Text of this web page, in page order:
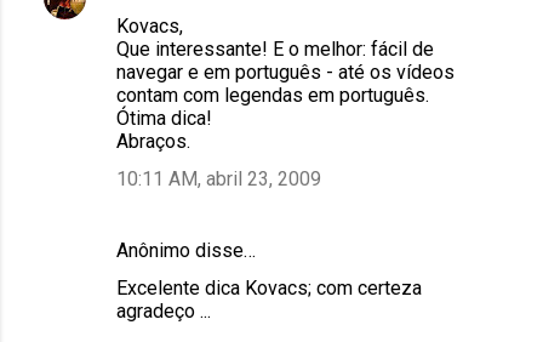
Kovacs,
Que interessante! E o melhor: fácil de
navegar e em português - até os vídeos
contam com legendas em português.
Ótima dica!
Abraços.
10:11 AM, abril 23, 2009
Anônimo disse…
Excelente dica Kovacs; com certeza
agradeço ...